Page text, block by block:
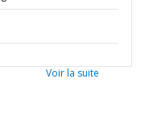
Voir la suite